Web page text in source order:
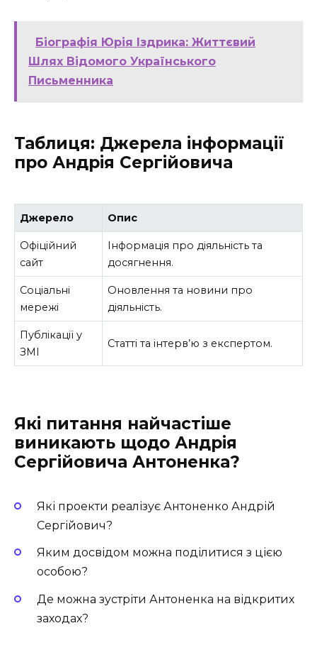
Біографія Юрія Іздрика: Життєвий
Шлях Відомого Українського
Письменника
Таблиця: Джерела інформації
про Андрія Сергійовича
Джерело Опис
Офіційний
сайт
Інформація про діяльність та
досягнення.
Соціальні
мережі
Оновлення та новини про
діяльність.
Публікації у
ЗМІ
Статті та інтерв’ю з експертом.
Які питання найчастіше
виникають щодо Андрія
Сергійовича Антоненка?
Які проекти реалізує Антоненко Андрій
Сергійович?
Яким досвідом можна поділитися з цією
особою?
Де можна зустріти Антоненка на відкритих
заходах?